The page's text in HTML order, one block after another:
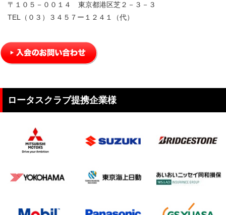
〒１０５－００１４ 東京都港区芝２－３－３
TEL（０３）３４５７ー１２４１（代）
ロータスクラブ提携企業様